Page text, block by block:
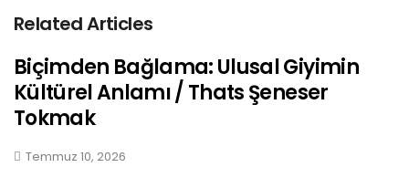
Related Articles
Biçimden Bağlama: Ulusal Giyimin
Kültürel Anlamı / Thats Şeneser
Tokmak
Temmuz 10, 2026